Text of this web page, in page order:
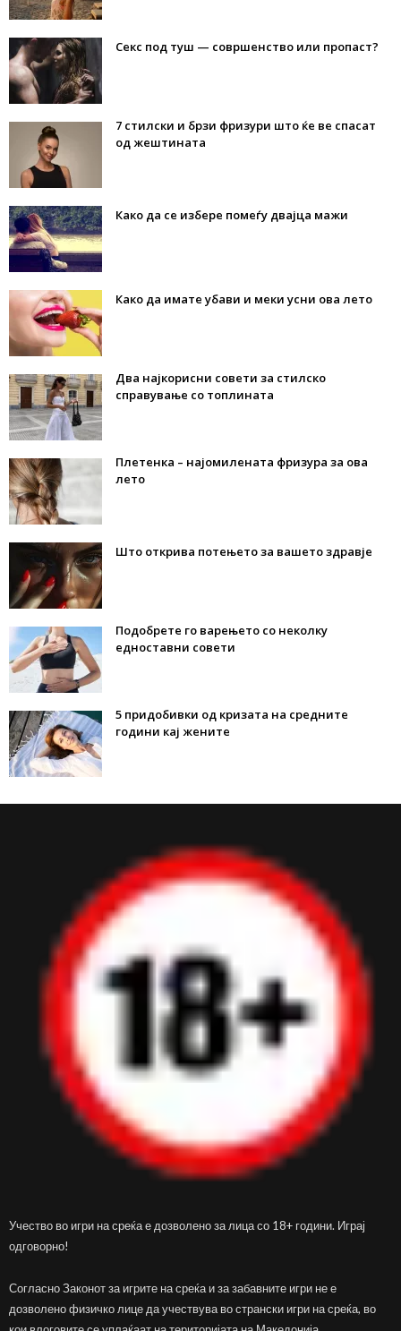
Секс под туш — совршенство или пропаст?
7 стилски и брзи фризури што ќе ве спасат
од жештината
Како да се избере помеѓу двајца мажи
Како да имате убави и меки усни ова лето
Два најкорисни совети за стилско
справување со топлината
Плетенка – најомилената фризура за ова
лето
Што открива потењето за вашето здравје
Подобрете го варењето со неколку
едноставни совети
5 придобивки од кризата на средните
години кај жените
Учество во игри на среќа е дозволено за лица со 18+ години. Играј
одговорно!
Согласно Законот за игрите на среќа и за забавните игри не е
дозволено физичко лице да учествува во странски игри на среќа, во